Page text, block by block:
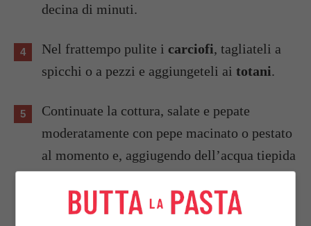
decina di minuti.
Nel frattempo pulite i carciofi, tagliateli a
spicchi o a pezzi e aggiungeteli ai totani.
Continuate la cottura, salate e pepate
moderatamente con pepe macinato o pestato
al momento e, aggiugendo dell’acqua tiepida
essere un pochino di sughetto.